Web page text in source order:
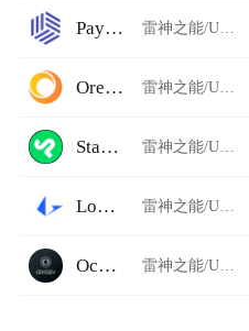
Paymium 雷神之能/USDT
Ore.Bz 雷神之能/USDT
StarkDefi 雷神之能/USDT
Loopring AMM 雷神之能/USDT
Ocnex 雷神之能/USDT